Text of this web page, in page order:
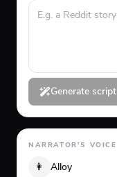
Generate script
NARRATOR'S VOICE
👩
Alloy